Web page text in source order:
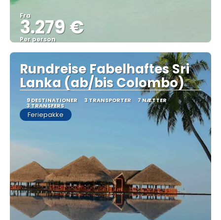
Fra
3.279 €
Per person
Se
Rundreise Fabelhaftes Sri
Lanka (ab/bis Colombo)
9 DESTINATIONER 3 TRANSPORTER 7 NÆTTER
3 TRANSFERS
Feriepakke